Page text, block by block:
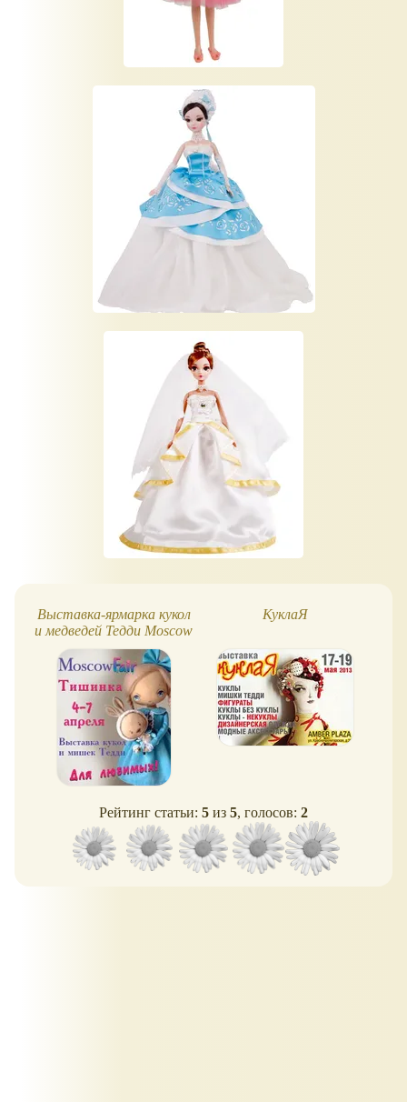
Выставка-ярмарка кукол
и медведей Тедди Moscow
Fair 2013
КуклаЯ
Рейтинг статьи: 5 из 5, голосов: 2